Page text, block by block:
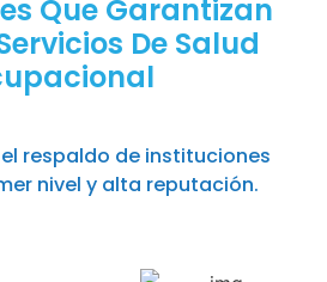
Que Garantizan
De Salud
respaldo de instituciones
nivel y alta reputación.